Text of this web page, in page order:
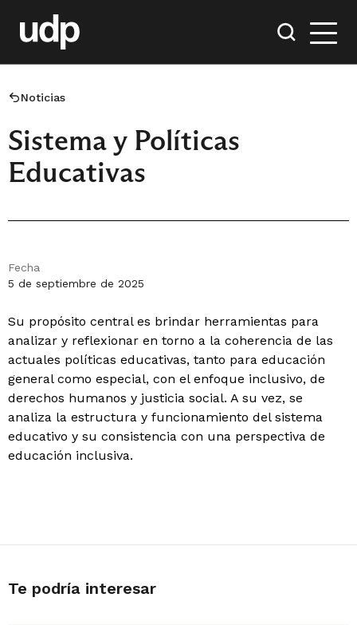
Noticias
Sistema y Políticas
Educativas
Fecha
5 de septiembre de 2025
Su propósito central es brindar herramientas para
analizar y reflexionar en torno a la coherencia de las
actuales políticas educativas, tanto para educación
general como especial, con el enfoque inclusivo, de
derechos humanos y justicia social. A su vez, se
analiza la estructura y funcionamiento del sistema
educativo y su consistencia con una perspectiva de
educación inclusiva.
Te podría interesar